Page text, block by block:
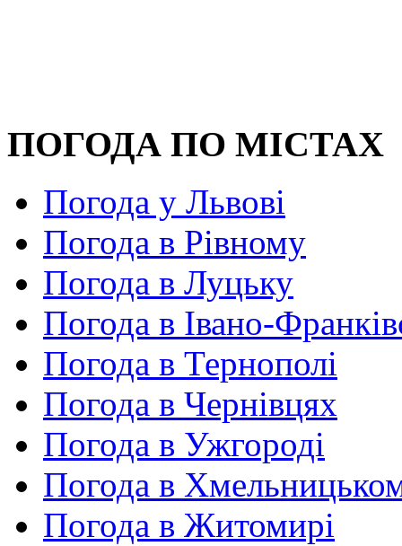
ПОГОДА ПО МІСТАХ
Погода у Львові
Погода в Рівному
Погода в Луцьку
Погода в Івано-
Погода в Тернополі
Погода в Чернівцях
Погода в Ужгороді
Погода в
Погода в Житомирі